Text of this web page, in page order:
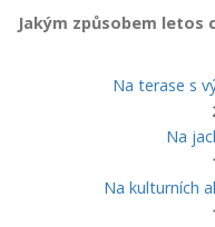
Jakým způsobem
Na terase s
Na
Na kulturních